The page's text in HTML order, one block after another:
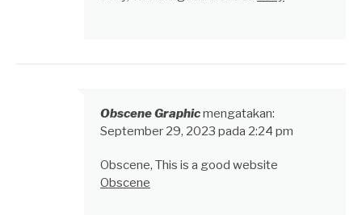
Obscene Graphicmengatakan:
September 29, 2023 pada 2:24 pm
Obscene, This is a good website
Obscene